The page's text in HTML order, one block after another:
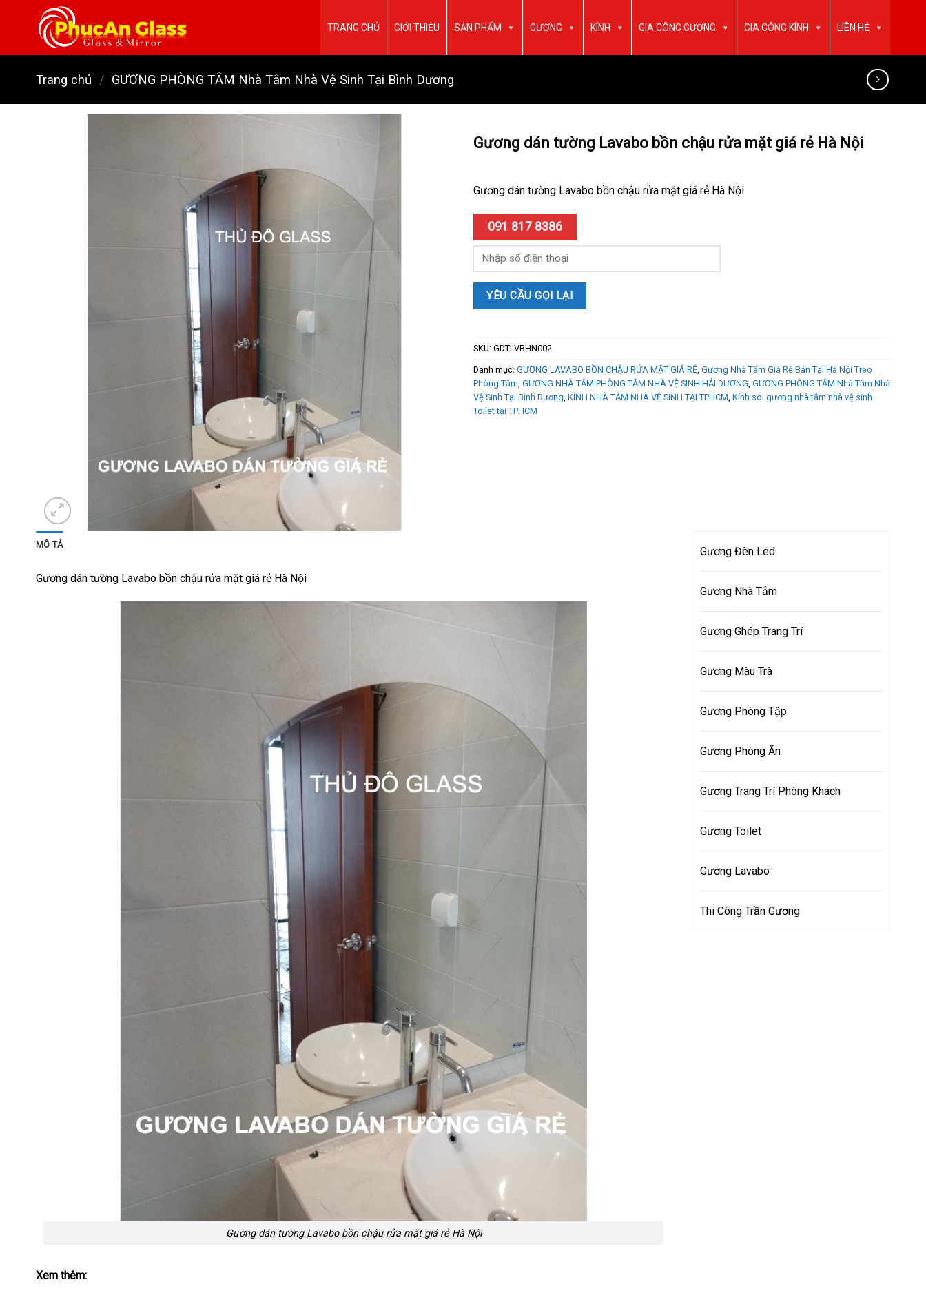
TRANG CHỦ GIỚI THIỆU SẢN PHẨM GƯƠNG KÍNH GIA CÔNG GƯƠNG GIA CÔNG KÍNH LIÊN HỆ
Trang chủ / GƯƠNG PHÒNG TẮM Nhà Tắm Nhà Vệ Sinh Tại Bình Dương
Gương dán tường Lavabo bồn chậu rửa mặt giá rẻ Hà Nội
Gương dán tường Lavabo bồn chậu rửa mặt giá rẻ Hà Nội
091 817 8386
SKU: GDTLVBHN002
Danh mục: GƯƠNG LAVABO BỒN CHẬU RỬA MẶT GIÁ RẺ, Gương Nhà Tắm Giá Rẻ Bán Tại Hà Nội Treo
Phòng Tắm, GƯƠNG NHÀ TẮM PHÒNG TẮM NHÀ VỆ SINH HẢI DƯƠNG, GƯƠNG PHÒNG TẮM Nhà Tắm Nhà
Vệ Sinh Tại Bình Dương, KÍNH NHÀ TẮM NHÀ VỆ SINH TẠI TPHCM, Kính soi gương nhà tắm nhà vệ sinh
Toilet tại TPHCM
MÔ TẢ
Gương dán tường Lavabo bồn chậu rửa mặt giá rẻ Hà Nội
Gương dán tường Lavabo bồn chậu rửa mặt giá rẻ Hà Nội
Xem thêm:
Gương Đèn Led
Gương Nhà Tắm
Gương Ghép Trang Trí
Gương Màu Trà
Gương Phòng Tập
Gương Phòng Ăn
Gương Trang Trí Phòng Khách
Gương Toilet
Gương Lavabo
Thi Công Trần Gương